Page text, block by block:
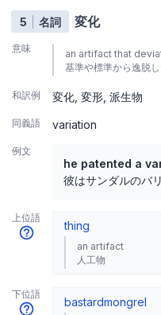
5 名詞 変化
意味
an artifact that
基準や標準から逸脱
和訳例 変化 変形 派生物
同義語 variation
例文
he patented a
彼はサンダルのバ
上位語
thing
an artifact
人工物
下位語
bastardmongrel